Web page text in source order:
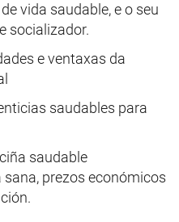
vida saudable, e o seu
socializador.
e ventaxas da
saudables para
saudable
prezos económicos